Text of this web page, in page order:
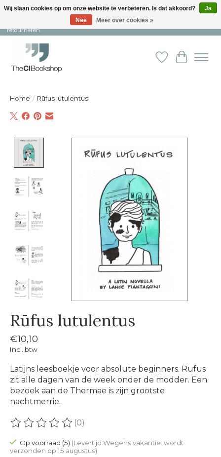
Snelle levering en persoonlijke service ︱ Niet goed? Geld terug! ︱ Gratis
retourneren.
Verlanglijst
Home / Rūfus lutulentus
Rūfus lutulentus
€10,10
Incl. btw
Latijns leesboekje voor absolute beginners. Rufus
zit alle dagen van de week onder de modder. Een
bezoek aan de Thermae is zijn grootste
nachtmerrie.
De beoordeling van dit product is
(0)
Op voorraad (5) (Levertijd:Wegens vakantie: wordt
verzonden op 15 augustus)
Wij slaan cookies op om onze website te verbeteren. Is dat akkoord?
Ja
Nee
Meer over cookies »